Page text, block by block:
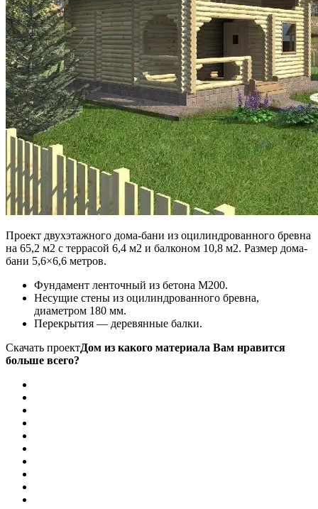
Проект двухэтажного дома-бани из оцилиндрованного бревна
на 65,2 м2 с террасой 6,4 м2 и балконом 10,8 м2. Размер дома-
бани 5,6×6,6 метров.
Фундамент ленточный из бетона М200.
Несущие стены из оцилиндрованного бревна,
диаметром 180 мм.
Перекрытия — деревянные балки.
Скачать проектДом из какого материала Вам нравится
больше всего?